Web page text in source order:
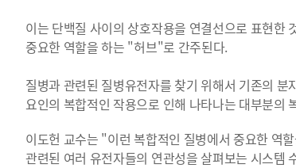
이는 단백질 사이의 상호작용을 연결선으로 표현한
중요한 역할을 하는 "허브"로 간주된다.
질병과 관련된 질병유전자를 찾기 위해서 기존의
요인의 복합적인 작용으로 인해 나타나는 대부분의
이도헌 교수는 "이런 복합적인 질병에서 중요한 역
관련된 여러 유전자들의 연관성을 살펴보는 시스템